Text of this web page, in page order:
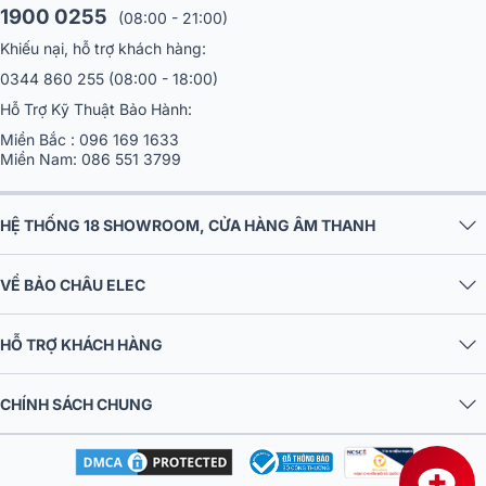
toàn:
Cân bằng âm (EQ): tinh chỉnh dải tần để đạt được đáp tuyến
mượt mà, thích ứng với nhiều môi trường âm học khác nhau.
Hiệu chỉnh pha (phase correction)
mảng line array hoạt động đồng bộ, tái tạo âm thanh chính
xác với độ phủ đều khắp không gian.
Phân chia tín hiệu (crossover)
loa bass và driver nén, giảm thiểu méo tiếng.
Bảo vệ driver (driver protection)
: kiểm soát hoạt động của
loa, ngăn ngừa quá tải hoặc hỏng hóc, đảm bảo độ bền lâu
dài.
1900 0255
(08:00 - 21:00)
Khiếu nại, hỗ trợ khách hàng:
0344 860 255 (08:00 - 18:00)
Hỗ Trợ Kỹ Thuật Bảo Hành:
Miền Bắc : 096 169 1633
Miền Nam: 086 551 3799
HỆ THỐNG 18 SHOWROOM, CỬA HÀNG ÂM THANH
VỀ BẢO CHÂU ELEC
HỖ TRỢ KHÁCH HÀNG
CHÍNH SÁCH CHUNG